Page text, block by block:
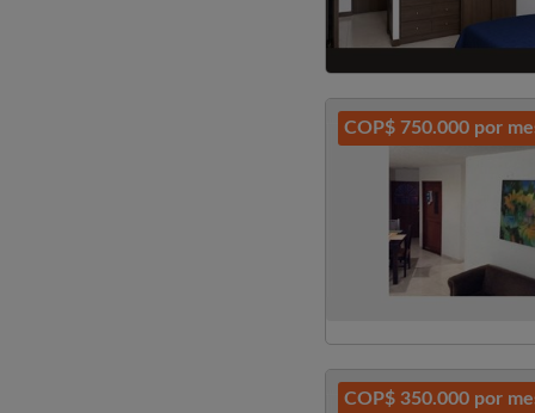
COP$ 750.000 por
COP$ 350.000 por